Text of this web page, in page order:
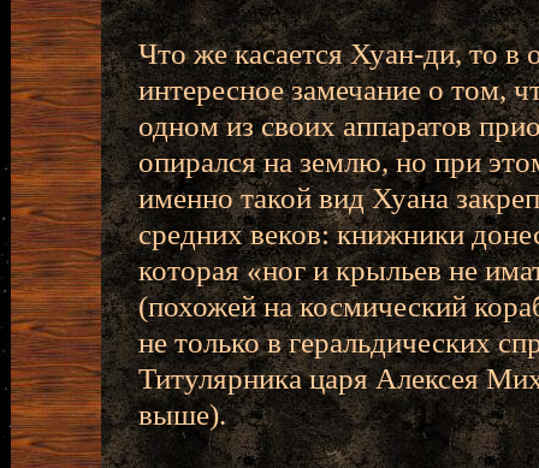
Что же касается Хуан-ди, то в
интересное замечание о том,
одном из своих аппаратов
опирался на землю, но при
именно такой вид Хуана
средних веков: книжники
которая «ног и крыльев не
(похожей на космический
не только в геральдических
Титулярника царя Алексея
выше).